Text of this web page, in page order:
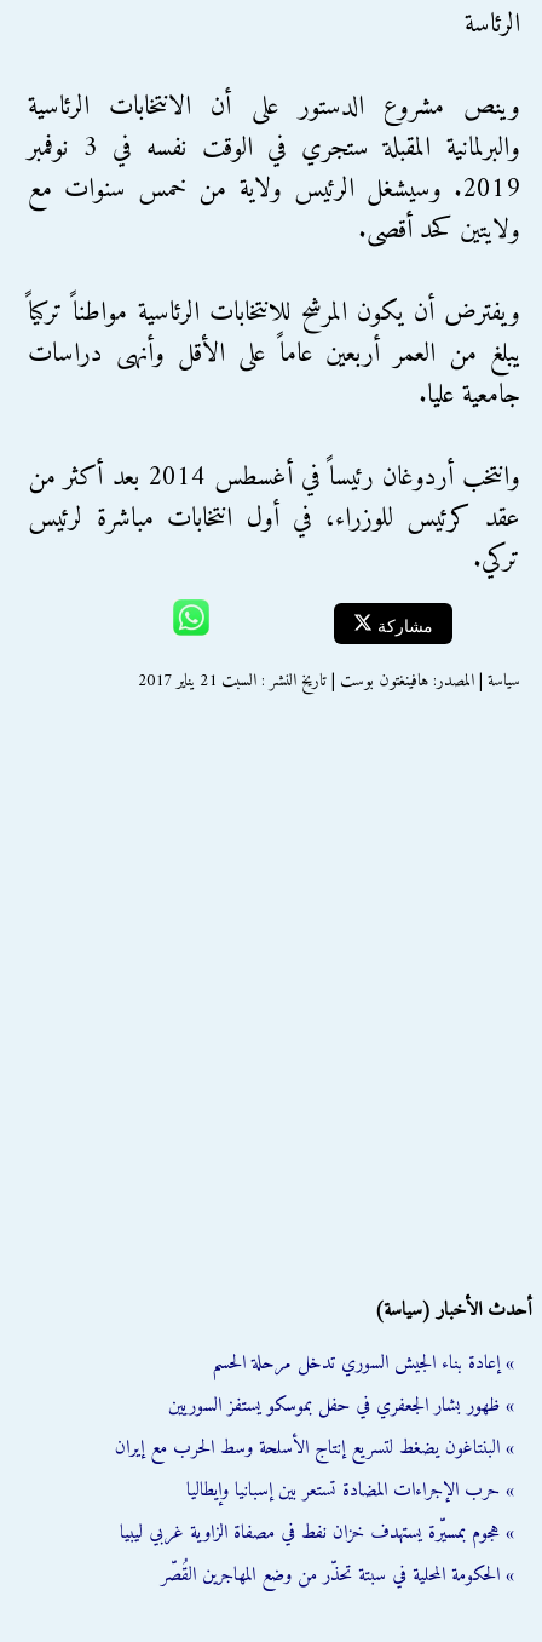
الرئاسة
وينص مشروع الدستور على أن الانتخابات الرئاسية
والبرلمانية المقبلة ستجري في الوقت نفسه في 3 نوفمبر
2019. وسيشغل الرئيس ولاية من خمس سنوات مع
ولايتين كحد أقصى.
ويفترض أن يكون المرشح للانتخابات الرئاسية مواطناً تركياً
يبلغ من العمر أربعين عاماً على الأقل وأنهى دراسات
جامعية عليا.
وانتخب أردوغان رئيساً في أغسطس 2014 بعد أكثر من
عقد كرئيس للوزراء، في أول انتخابات مباشرة لرئيس
تركي.
مشاركة
سياسة | المصدر: هافينغتون بوست | تاريخ النشر : السبت 21 يناير 2017
أحدث الأخبار (سياسة)
» إعادة بناء الجيش السوري تدخل مرحلة الحسم
» ظهور بشار الجعفري في حفل بموسكو يستفز السوريين
» البنتاغون يضغط لتسريع إنتاج الأسلحة وسط الحرب مع إيران
» حرب الإجراءات المضادة تستعر بين إسبانيا وإيطاليا
» هجوم بمسيّرة يستهدف خزان نفط في مصفاة الزاوية غربي ليبيا
» الحكومة المحلية في سبتة تحذّر من وضع المهاجرين القُصّر